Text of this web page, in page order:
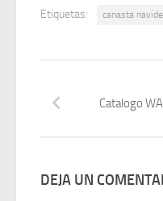
Etiquetas: canasta
Catalogo
DEJA UN